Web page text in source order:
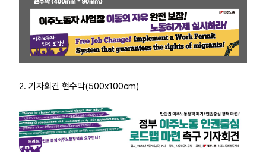
2. 기자회견 현수막(500x100cm)